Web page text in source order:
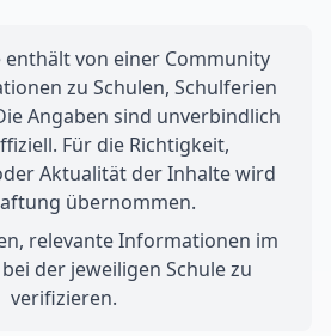
enthält von einer Community
zu Schulen, Schulferien
Angaben sind unverbindlich
Für die Richtigkeit,
Aktualität der Inhalte wird
übernommen.
relevante Informationen im
der jeweiligen Schule zu
verifizieren.